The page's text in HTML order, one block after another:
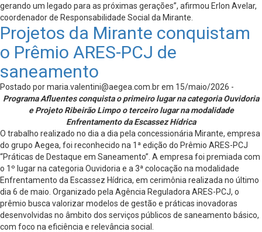
gerando um legado para as próximas gerações”, afirmou Erlon Avelar,
coordenador de Responsabilidade Social da Mirante.
Projetos da Mirante conquistam
o Prêmio ARES-PCJ de
saneamento
Postado pormaria.valentini@aegea.com.brem 15/maio/2026 -
Programa Afluentes conquista o primeiro lugar na categoria Ouvidoria
e Projeto Ribeirão Limpo o terceiro lugar na modalidade
Enfrentamento da Escassez Hídrica
O trabalho realizado no dia a dia pela concessionária Mirante, empresa
do grupo Aegea, foi reconhecido na 1ª edição do Prêmio ARES-PCJ
“Práticas de Destaque em Saneamento”. A empresa foi premiada com
o 1º lugar na categoria Ouvidoria e a 3ª colocação na modalidade
Enfrentamento da Escassez Hídrica, em cerimônia realizada no último
dia 6 de maio. Organizado pela Agência Reguladora ARES-PCJ, o
prêmio busca valorizar modelos de gestão e práticas inovadoras
desenvolvidas no âmbito dos serviços públicos de saneamento básico,
com foco na eficiência e relevância social.